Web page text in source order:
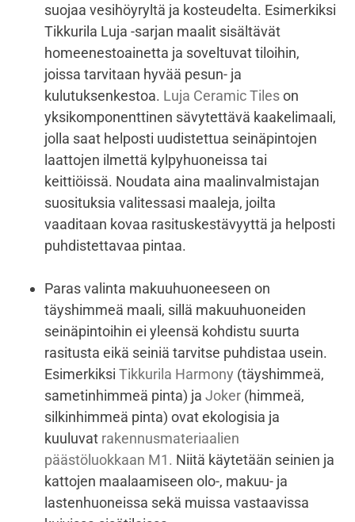
suojaa vesihöyryltä ja kosteudelta. Esimerkiksi
Tikkurila Luja -sarjan maalit sisältävät
homeenestoainetta ja soveltuvat tiloihin,
joissa tarvitaan hyvää pesun- ja
kulutuksenkestoa. Luja Ceramic Tileson
yksikomponenttinen sävytettävä kaakelimaali,
jolla saat helposti uudistettua seinäpintojen
laattojen ilmettä kylpyhuoneissa tai
keittiöissä. Noudata aina maalinvalmistajan
suosituksia valitessasi maaleja, joilta
vaaditaan kovaa rasituskestävyyttä ja helposti
puhdistettavaa pintaa.
Paras valinta makuuhuoneeseen on
täyshimmeä maali, sillä makuuhuoneiden
seinäpintoihin ei yleensä kohdistu suurta
rasitusta eikä seiniä tarvitse puhdistaa usein.
Esimerkiksi Tikkurila Harmony (täyshimmeä,
sametinhimmeä pinta) ja Joker (himmeä,
silkinhimmeä pinta) ovat ekologisia ja
kuuluvat rakennusmateriaalien
päästöluokkaan M1. Niitä käytetään seinien ja
kattojen maalaamiseen olo-, makuu- ja
lastenhuoneissa sekä muissa vastaavissa